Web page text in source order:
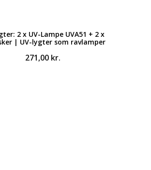
2 x UV-Lampe UVA51 + 2 x
| UV-lygter som ravlamper
271,00 kr.